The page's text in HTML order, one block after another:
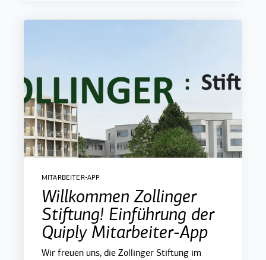
MITARBEITER-APP
Willkommen Zollinger
Stiftung! Einführung der
Quiply Mitarbeiter-App
Wir freuen uns, die Zollinger Stiftung im